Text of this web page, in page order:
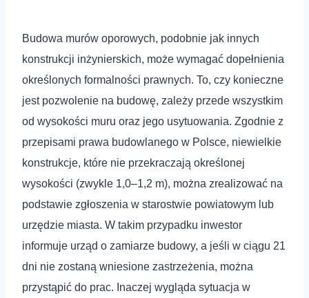
Budowa murów oporowych, podobnie jak innych
konstrukcji inżynierskich, może wymagać dopełnienia
określonych formalności prawnych. To, czy konieczne
jest pozwolenie na budowę, zależy przede wszystkim
od wysokości muru oraz jego usytuowania. Zgodnie z
przepisami prawa budowlanego w Polsce, niewielkie
konstrukcje, które nie przekraczają określonej
wysokości (zwykle 1,0–1,2 m), można zrealizować na
podstawie zgłoszenia w starostwie powiatowym lub
urzędzie miasta. W takim przypadku inwestor
informuje urząd o zamiarze budowy, a jeśli w ciągu 21
dni nie zostaną wniesione zastrzeżenia, można
przystąpić do prac. Inaczej wygląda sytuacja w